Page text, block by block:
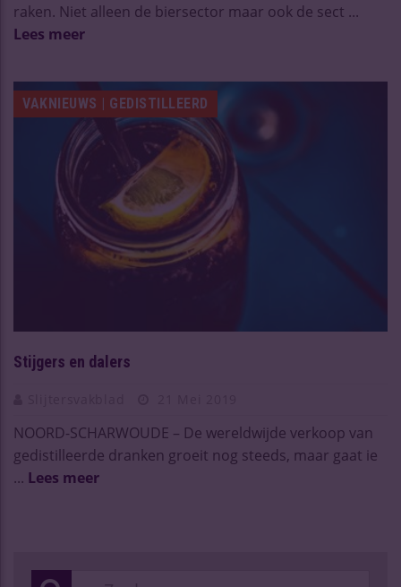
raken. Niet alleen de biersector maar ook de sect ...
Lees meer
VAKNIEUWS | GEDISTILLEERD
Stijgers en dalers
NOORD-SCHARWOUDE – De wereldwijde verkoop van
gedistilleerde dranken groeit nog steeds, maar gaat ie
... Lees meer